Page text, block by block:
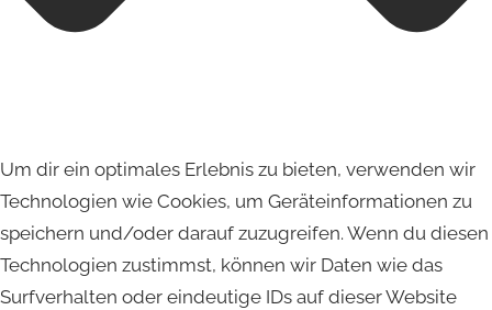
Um dir ein optimales Erlebnis zu bieten, verwenden wir
Technologien wie Cookies, um Geräteinformationen zu
speichern und/oder darauf zuzugreifen. Wenn du diesen
Technologien zustimmst, können wir Daten wie das
Surfverhalten oder eindeutige IDs auf dieser Website